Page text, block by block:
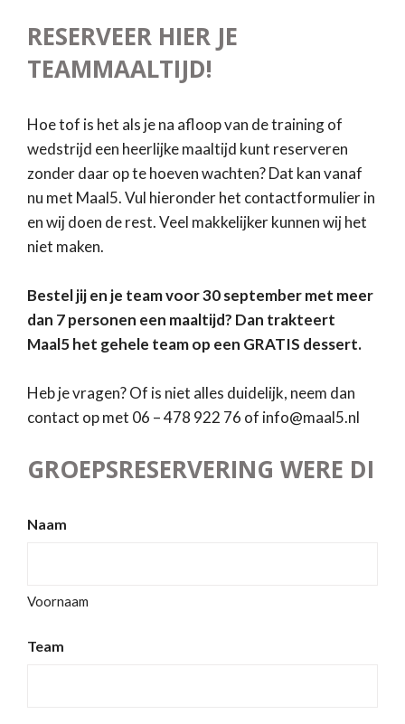
RESERVEER HIER JE
TEAMMAALTIJD!
Hoe tof is het als je na afloop van de training of
wedstrijd een heerlijke maaltijd kunt reserveren
zonder daar op te hoeven wachten? Dat kan vanaf
nu met Maal5. Vul hieronder het contactformulier in
en wij doen de rest. Veel makkelijker kunnen wij het
niet maken.
Bestel jij en je team voor 30 september met meer
dan 7 personen een maaltijd? Dan trakteert
Maal5 het gehele team op een GRATIS dessert.
Heb je vragen? Of is niet alles duidelijk, neem dan
contact op met 06 – 478 922 76 of info@maal5.nl
GROEPSRESERVERING WERE DI
Naam
Voornaam
Team